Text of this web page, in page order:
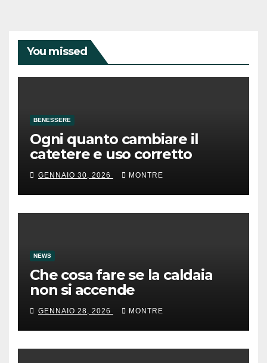
You missed
BENESSERE
Ogni quanto cambiare il
catetere e uso corretto
GENNAIO 30, 2026 MONTRE
NEWS
Che cosa fare se la caldaia
non si accende
GENNAIO 28, 2026 MONTRE